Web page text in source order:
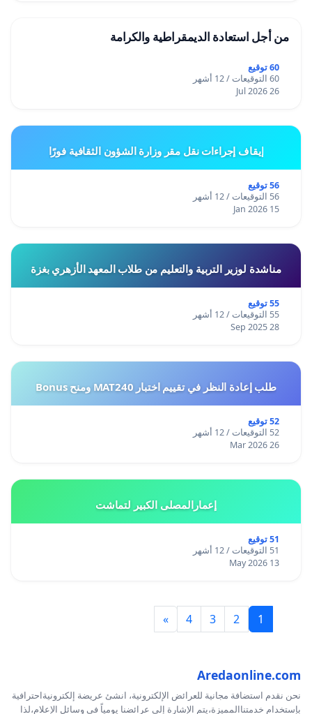
من أجل استعادة الديمقراطية والكرامة
60 توقيع
60 التوقيعات / 12 أشهر
26 Jul 2026
إيقاف إجراءات نقل مقر وزارة الشؤون الثقافية فورًا
56 توقيع
56 التوقيعات / 12 أشهر
15 Jan 2026
مناشدة لوزير التربية والتعليم من طلاب المعهد الأزهري بغزة
55 توقيع
55 التوقيعات / 12 أشهر
28 Sep 2025
طلب إعادة النظر في تقييم اختبار MAT240 ومنح Bonus
52 توقيع
52 التوقيعات / 12 أشهر
26 Mar 2026
إعمارالمصلى الكبير لتماشت
51 توقيع
51 التوقيعات / 12 أشهر
13 May 2026
1
2
3
4
»
Aredaonline.com
نحن نقدم استضافة مجانية للعرائض الإلكترونية، انشئ عريضة إلكترونيةاحترافية
بإستخدام خدمتناالمميزة،يتم الإشارة إلى عرائضنا يومياً في وسائل الإعلام،لذا